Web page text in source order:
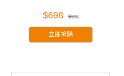
$698 $998
立即搶購